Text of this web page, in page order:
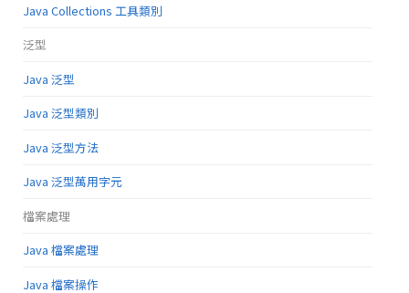
Java Collections 工具類別
泛型
Java 泛型
Java 泛型類別
Java 泛型方法
Java 泛型萬用字元
檔案處理
Java 檔案處理
Java 檔案操作